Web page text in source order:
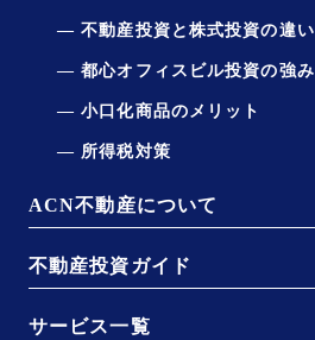
不動産投資と株式投資の違い
都心オフィスビル投資の強み
小口化商品のメリット
所得税対策
ACN不動産について
不動産投資ガイド
サービス一覧